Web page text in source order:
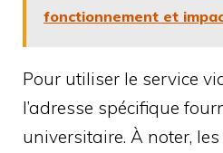
fonctionnement et
Pour utiliser le service
l’adresse spécifique
universitaire. À noter,